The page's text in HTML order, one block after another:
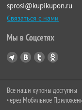
sprosi@kupikupon.ru
Связаться с нами
Мы в Соцсетях
Все наши купоны доступны
через Мобильное